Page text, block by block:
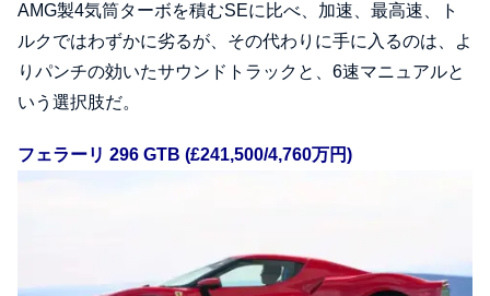
AMG製4気筒ターボを積むSEに比べ、加速、最高速、ト
ルクではわずかに劣るが、その代わりに手に入るのは、よ
りパンチの効いたサウンドトラックと、6速マニュアルと
いう選択肢だ。
フェラーリ 296 GTB (£241,500/4,760万円)